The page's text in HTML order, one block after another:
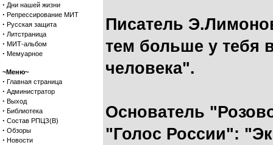
· Дни нашей жизни
· Репрессирование МИТ
· Русская защита
· Литстраница
· МИТ-альбом
· Мемуарное
~Меню~
· Главная страница
· Администратор
· Выход
· Библиотека
· Состав РПЦЗ(В)
· Обзоры
· Новости
Писатель
тем больше у тебя
человека".
Основатель
"Голос России":